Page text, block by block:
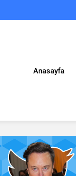
Anasayfa